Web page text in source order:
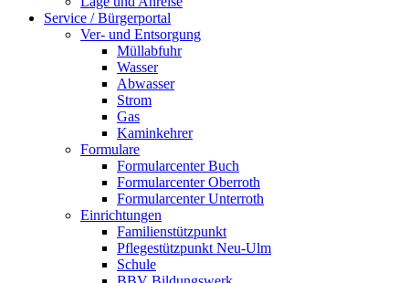
Service / Bürgerportal
Ver- und Entsorgung
Müllabfuhr
Wasser
Abwasser
Strom
Gas
Kaminkehrer
Formulare
Formularcenter Buch
Formularcenter Oberroth
Formularcenter Unterroth
Einrichtungen
Familienstützpunkt
Pflegestützpunkt Neu-Ulm
Schule